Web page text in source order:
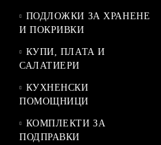
ПОДЛОЖКИ ЗА ХРАНЕНЕ
И ПОКРИВКИ
КУПИ, ПЛАТА И
САЛАТИЕРИ
КУХНЕНСКИ
ПОМОЩНИЦИ
КОМПЛЕКТИ ЗА
ПОДПРАВКИ